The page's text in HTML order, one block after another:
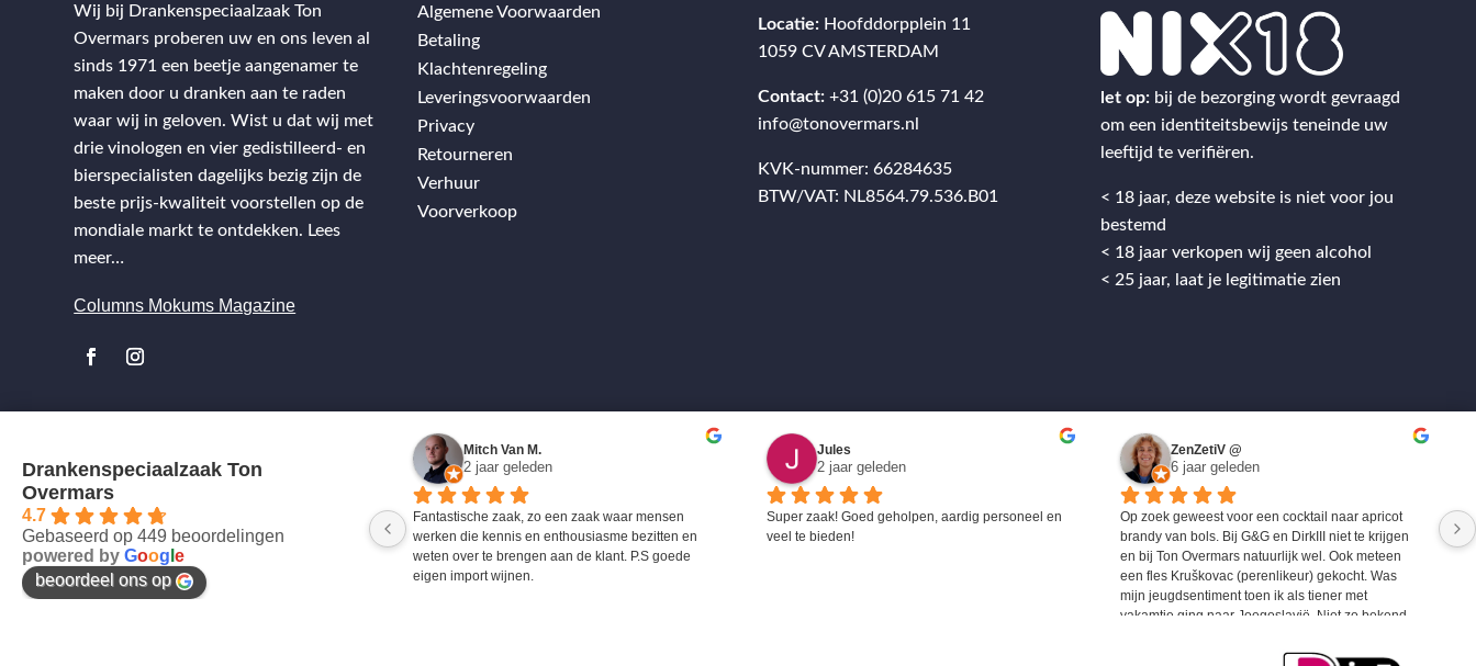
Wij bij Drankenspeciaalzaak Ton
Overmars proberen uw en ons leven al
sinds 1971 een beetje aangenamer te
maken door u dranken aan te raden
waar wij in geloven. Wist u dat wij met
drie vinologen en vier gedistilleerd- en
bierspecialisten dagelijks bezig zijn de
beste prijs-kwaliteit voorstellen op de
mondiale markt te ontdekken. Lees
meer…
Columns Mokums Magazine
Algemene Voorwaarden
Betaling
Klachtenregeling
Leveringsvoorwaarden
Privacy
Retourneren
Verhuur
Voorverkoop
Locatie: Hoofddorpplein 11
1059 CV AMSTERDAM
Contact: +31 (0)20 615 71 42
info@tonovermars.nl
KVK-nummer: 66284635
BTW/VAT: NL8564.79.536.B01
let op: bij de bezorging wordt gevraagd
om een identiteitsbewijs teneinde uw
leeftijd te verifiëren.
< 18 jaar, deze website is niet voor jou
bestemd
< 18 jaar verkopen wij geen alcohol
< 25 jaar, laat je legitimatie zien
Drankenspeciaalzaak Ton
Overmars
4.7
Gebaseerd op 449 beoordelingen
powered by Goog e
beoordeel ons op
Mitch Van M.
2 jaar geleden
Fantastische zaak, zo een zaak waar mensen
werken die kennis en enthousiasme bezitten en
weten over te brengen aan de klant. P.S goede
eigen import wijnen.
Jules
2 jaar geleden
Super zaak! Goed geholpen, aardig personeel en
veel te bieden!
ZenZetiV @
6 jaar geleden
Op zoek geweest voor een cocktail naar apricot
brandy van bols. Bij G&G en DirkIII niet te krijgen
en bij Ton Overmars natuurlijk wel. Ook meteen
een fles Kruškovac (perenlikeur) gekocht. Was
mijn jeugdsentiment toen ik als tiener met
vakamtie ging naar Joegoslavië. Niet zo bekend